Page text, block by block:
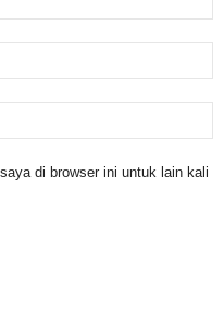
di browser ini untuk lain kali